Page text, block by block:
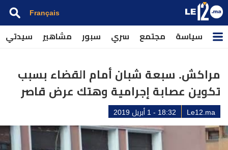
Français
سياسة مجتمع سري سبور مشاهير سيدتي
مراكش. سبعة شبان أمام القضاء بسبب
تكوين عصابة إجرامية وهتك عرض قاصر
Le12.ma 18:32 - 1 أبريل 2019